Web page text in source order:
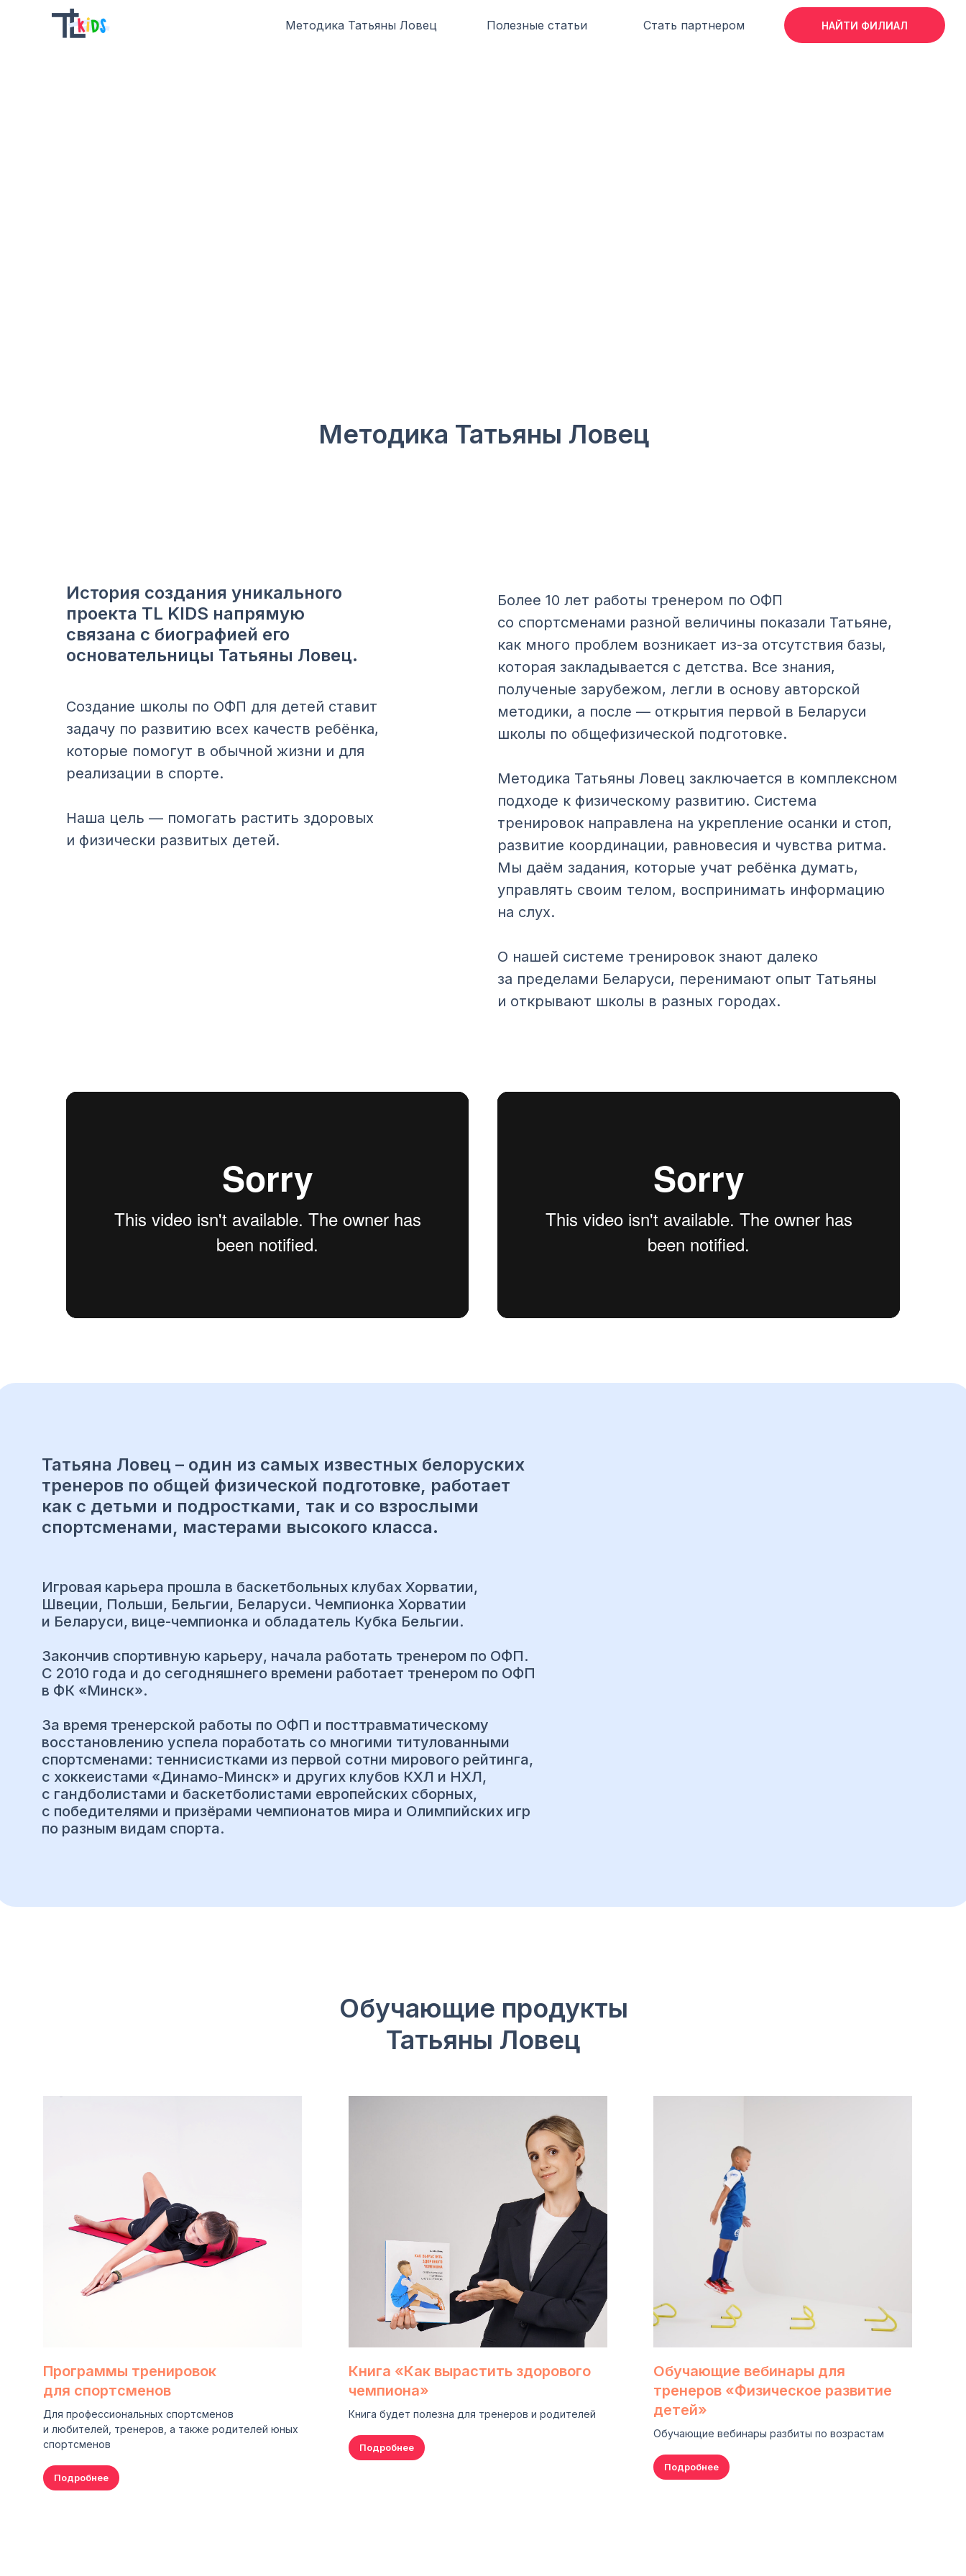
Методика Татьяны Ловец Стать партнером
Полезные статьи НАЙТИ ФИЛИАЛ
Методика Татьяны Ловец
История создания уникального
проекта TL KIDS напрямую
связана с биографией его
основательницы Татьяны Ловец.
Создание школы по ОФП для детей ставит
задачу по развитию всех качеств ребёнка,
которые помогут в обычной жизни и для
реализации в спорте.
Наша цель — помогать растить здоровых
и физически развитых детей.
Более 10 лет работы тренером по ОФП
со спортсменами разной величины показали Татьяне,
как много проблем возникает из-за отсутствия базы,
которая закладывается с детства. Все знания,
полученые зарубежом, легли в основу авторской
методики, а после — открытия первой в Беларуси
школы по общефизической подготовке.
Методика Татьяны Ловец заключается в комплексном
подходе к физическому развитию. Система
тренировок направлена на укрепление осанки и стоп,
развитие координации, равновесия и чувства ритма.
Мы даём задания, которые учат ребёнка думать,
управлять своим телом, воспринимать информацию
на слух.
О нашей системе тренировок знают далеко
за пределами Беларуси, перенимают опыт Татьяны
и открывают школы в разных городах.
Игровая карьера прошла в баскетбольных клубах Хорватии,
Швеции, Польши, Бельгии, Беларуси. Чемпионка Хорватии
и Беларуси, вице-чемпионка и обладатель Кубка Бельгии.
Закончив спортивную карьеру, начала работать тренером по ОФП.
С 2010 года и до сегодняшнего времени работает тренером по ОФП
в ФК «Минск».
За время тренерской работы по ОФП и посттравматическому
восстановлению успела поработать со многими титулованными
спортсменами: теннисистками из первой сотни мирового рейтинга,
с хоккеистами «Динамо-Минск» и других клубов КХЛ и НХЛ,
с гандболистами и баскетболистами европейских сборных,
с победителями и призёрами чемпионатов мира и Олимпийских игр
по разным видам спорта.
Татьяна Ловец – один из самых известных белоруских
тренеров по общей физической подготовке, работает
как с детьми и подростками, так и со взрослыми
спортсменами, мастерами высокого класса.
Обучающие продукты
Татьяны Ловец
Программы тренировок
для спортсменов
Для профессиональных спортсменов
и любителей, тренеров, а также родителей юных
спортсменов
Подробнее
Книга «Как вырастить здорового
чемпиона»
Книга будет полезна для тренеров и родителей
Подробнее
Обучающие вебинары для
тренеров «Физическое развитие
детей»
Обучающие вебинары разбиты по возрастам
Подробнее